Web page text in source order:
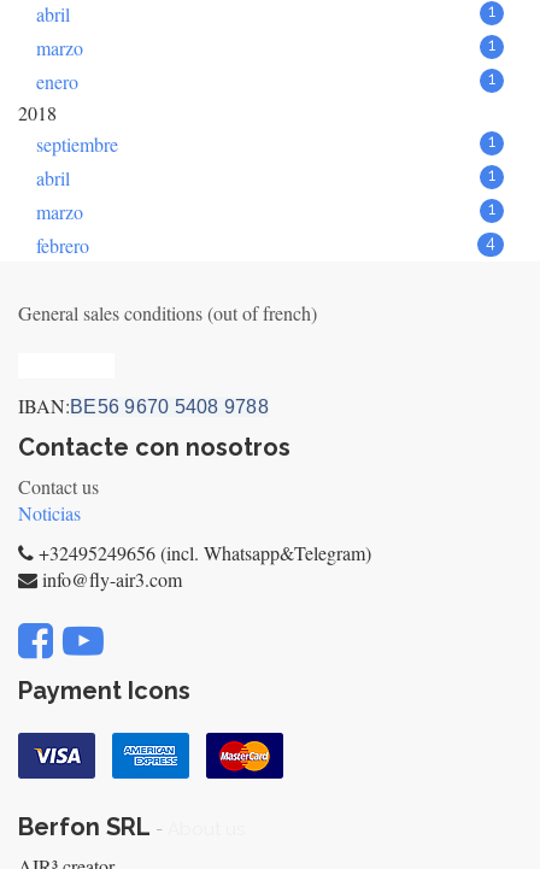
abril 1
marzo 1
enero 1
2018
septiembre
1
abril 1
marzo 1
febrero 4
General sales conditions (out of french)
IBAN:BE56 9670 5408 9788
Contacte con nosotros
Contact us
Noticias
+32495249656 (incl. Whatsapp&Telegram)
info@fly-air3.com
Payment Icons
Berfon SRL -